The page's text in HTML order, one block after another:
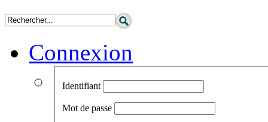
Connexion
Identifiant
Mot de passe